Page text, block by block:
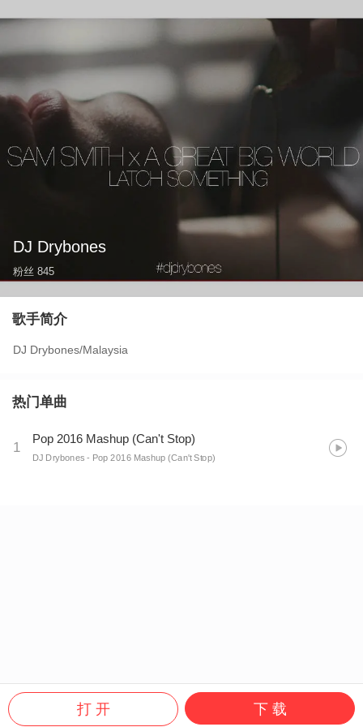
DJ Drybones
粉丝 845
歌手简介
DJ Drybones/Malaysia
热门单曲
1
Pop 2016 Mashup (Can't Stop)
DJ Drybones - Pop 2016 Mashup (Can't Stop)
打 开 下 载